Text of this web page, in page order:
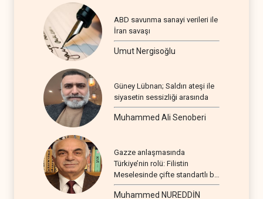
ABD savunma sanayi verileri ile
İran savaşı
Umut Nergisoğlu
Güney Lübnan; Saldırı ateşi ile
siyasetin sessizliği arasında
Muhammed Ali Senoberi
Gazze anlaşmasında
Türkiye’nin rolü: Filistin
Meselesinde çifte standartlı bir
seyir
Muhammed NUREDDİN